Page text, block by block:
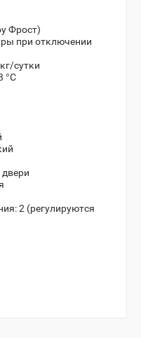
Фрост)
при отключении
сутки
°С
2 (регулируются